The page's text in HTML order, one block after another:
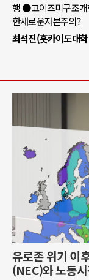
행 ●고이즈미구조개
한새로운자본주의?
최석진(홋카이도대학
유로존 위기 이
(NEC)와 노동